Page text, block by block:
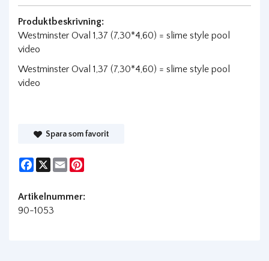
Produktbeskrivning:
Westminster Oval 1,37 (7,30*4,60) = slime style pool
video
Westminster Oval 1,37 (7,30*4,60) = slime style pool
video
Spara som favorit
Facebook
X Email
Artikelnummer:
90-1053